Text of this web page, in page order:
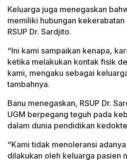
Keluarga juga menegaskan
memiliki hubungan
RSUP Dr. Sardjito.
“Ini kami sampaikan kenapa,
ketika melakukan kontak fisik
kami, mengaku sebagai
tambahnya.
Banu menegaskan, RSUP Dr.
UGM berpegang teguh pada
dalam dunia pendidikan
“Kami tidak menoleransi
dilakukan oleh keluarga pasien